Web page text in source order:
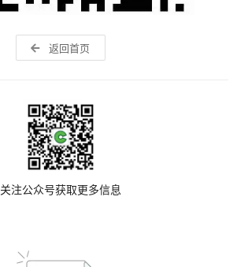
返回首页
关注公众号获取更多信息